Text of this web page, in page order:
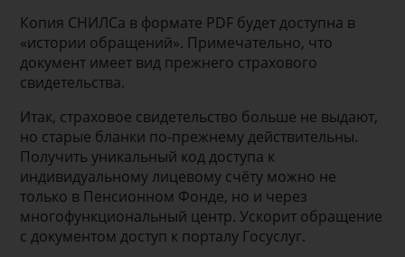
Копия СНИЛСа в формате PDF будет доступна в
«истории обращений». Примечательно, что
документ имеет вид прежнего страхового
свидетельства.
Итак, страховое свидетельство больше не выдают,
но старые бланки по-прежнему действительны.
Получить уникальный код доступа к
индивидуальному лицевому счёту можно не
только в Пенсионном Фонде, но и через
многофункциональный центр. Ускорит обращение
с документом доступ к порталу Госуслуг.